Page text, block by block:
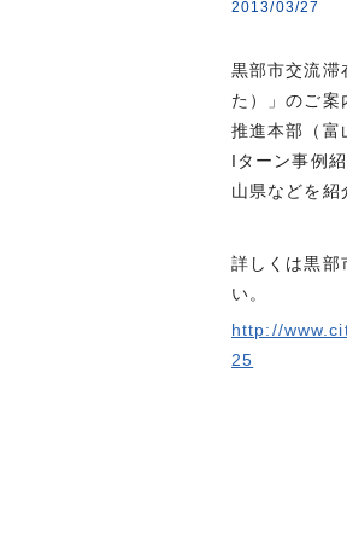
2013/03/27
黒部市交流滞
た）」のご案
推進本部（富
Iターン事例
山県などを紹
詳しくは黒
い。
http://
25